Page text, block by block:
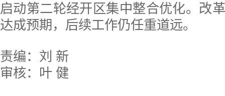
启动第二轮经开区集中整合优化。改
达成预期，后续工作仍任重道远。
责编：刘 新
审核：叶 健